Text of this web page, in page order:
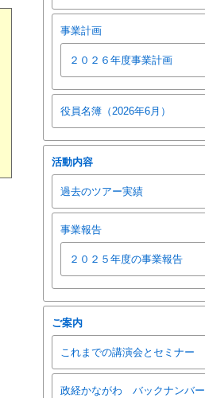
事業計画
２０２６年度事業計画
役員名簿（2026年6月）
活動内容
過去のツアー実績
事業報告
２０２５年度の事業報告
ご案内
これまでの講演会とセミナー
政経かながわ バックナンバー